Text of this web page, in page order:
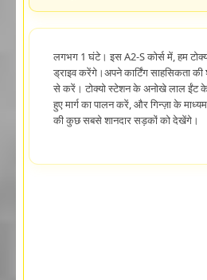
लगभग 1 घंटे। इस A2-S कोर्स में, हम
ड्राइव करेंगे।अपने कार्टिंग साहसिकता
से करें। टोक्यो स्टेशन के अनोखे लाल ईंट
हुए मार्ग का पालन करें, और गिन्ज़ा के
की कुछ सबसे शानदार सड़कों को देखेंगे।